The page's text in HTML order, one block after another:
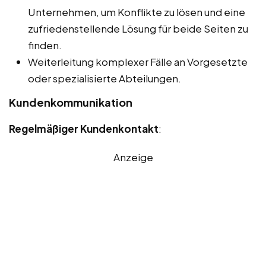
Unternehmen, um Konflikte zu lösen und eine
zufriedenstellende Lösung für beide Seiten zu
finden.
Weiterleitung komplexer Fälle an Vorgesetzte
oder spezialisierte Abteilungen.
Kundenkommunikation
Regelmäßiger Kundenkontakt:
Anzeige